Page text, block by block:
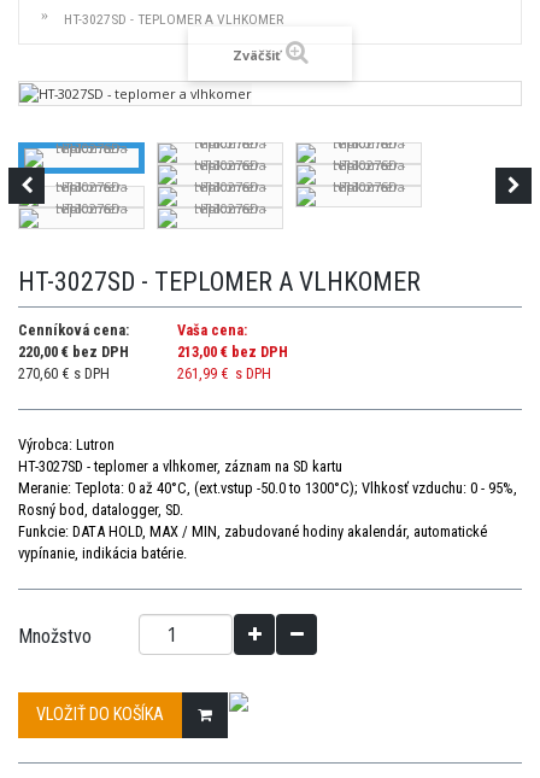
HT-3027SD - TEPLOMER A VLHKOMER
Zväčšiť
HT-3027SD - TEPLOMER A VLHKOMER
Cenníková cena:
220,00 € bez DPH
270,60 € s DPH
Vaša cena:
213,00 € bez DPH
261,99 € s DPH
Výrobca: Lutron
HT-3027SD - teplomer a vlhkomer, záznam na SD kartu
Meranie: Teplota: 0 až 40°C, (ext.vstup -50.0 to 1300°C); Vlhkosť vzduchu: 0 - 95%,
Rosný bod, datalogger, SD.
Funkcie: DATA HOLD, MAX / MIN, zabudované hodiny akalendár, automatické
vypínanie, indikácia batérie.
Množstvo
VLOŽIŤ DO KOŠÍKA